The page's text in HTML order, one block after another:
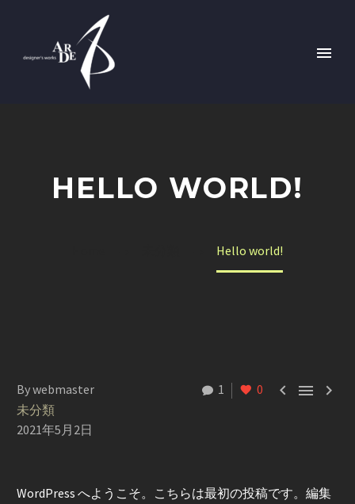
HELLO WORLD!
Hello world!
1 0   
By webmaster
未分類
2021年5月2日
WordPress へようこそ。こちらは最初の投稿です。編集